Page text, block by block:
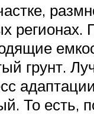
грунт.
То есть,